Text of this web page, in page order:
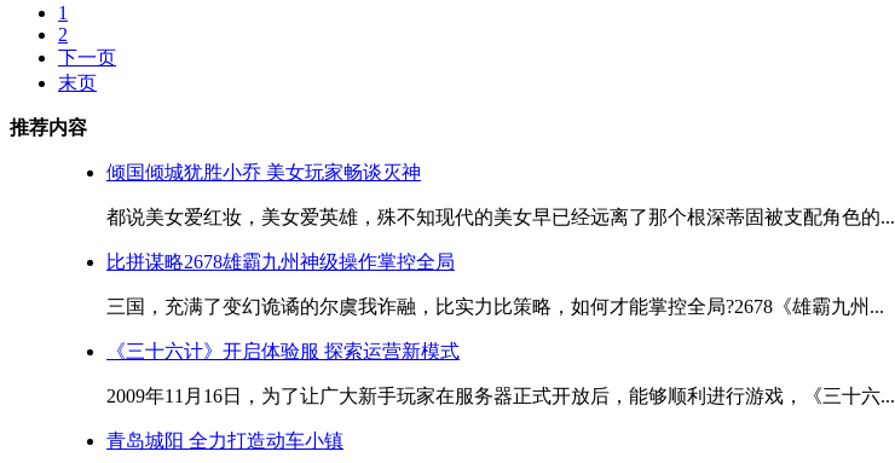
1
2
下一页
末页
推荐内容
倾国倾城犹胜小乔 美女玩家畅谈灭神
都说美女爱红妆，美女爱英雄，殊不知现代的美女早已经远离了那个根深蒂固被支配角色的...
比拼谋略2678雄霸九州神级操作掌控全局
三国，充满了变幻诡谲的尔虞我诈融，比实力比策略，如何才能掌控全局?2678《雄霸九州...
《三十六计》开启体验服 探索运营新模式
2009年11月16日，为了让广大新手玩家在服务器正式开放后，能够顺利进行游戏，《三十六...
青岛城阳 全力打造动车小镇